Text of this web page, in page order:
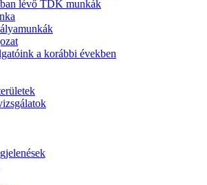
lévő TDK munkák
a korábbi években